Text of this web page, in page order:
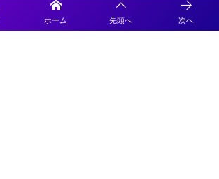
ホーム 先頭へ 次へ